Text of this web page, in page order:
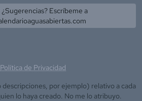
Escríbeme a
Política de Privacidad
por ejemplo) relativo a cada
lo haya creado. No me lo atribuyo.